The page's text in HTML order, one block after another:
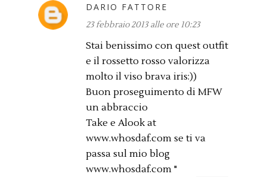
DARIO FATTORE
23 febbraio 2013 alle ore 10:23
Stai benissimo con quest outfit
e il rossetto rosso valorizza
molto il viso brava iris:))
Buon proseguimento di MFW
un abbraccio
Take e Alook at
www.whosdaf.com se ti va
passa sul mio blog
www.whosdaf.com "